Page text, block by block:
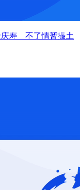
庆寿 不了情暂撮土